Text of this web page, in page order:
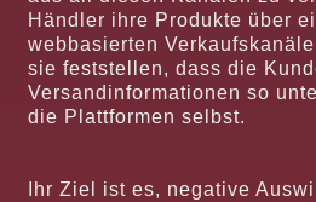
Händler ihre Produkte über
webbasierten
sie feststellen, dass die
Versandinformationen so
die Plattformen selbst.
Ihr Ziel ist es, negative